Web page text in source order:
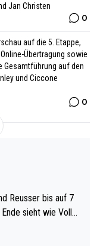
Jan Christen
0
auf die 5. Etappe,
Übertragung sowie
Gesamtführung auf den
und Ciccone
0
Reusser bis auf 7
sieht wie Voller
hat un